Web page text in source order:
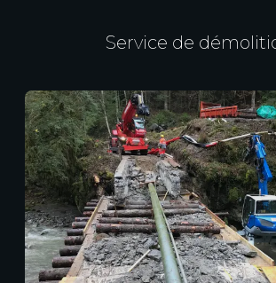
Service de